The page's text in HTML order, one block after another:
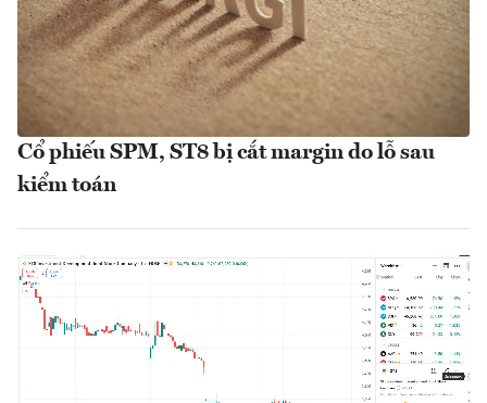
Cổ phiếu SPM, ST8 bị cắt margin do lỗ sau
kiểm toán